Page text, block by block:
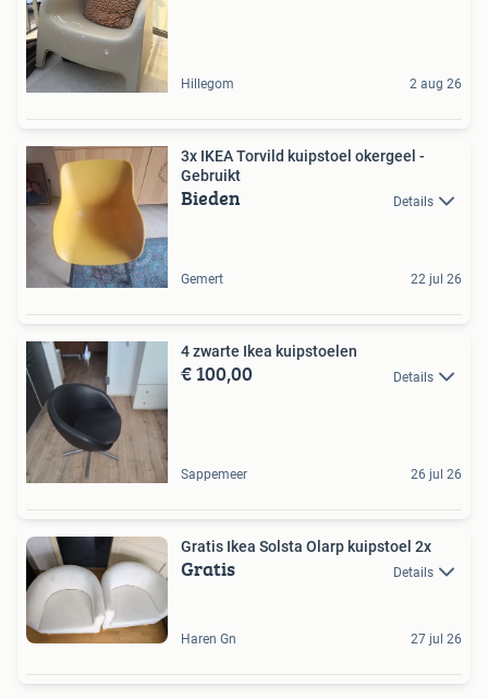
Hillegom 2 aug 26
3x IKEA Torvild kuipstoel okergeel -
Gebruikt
Bieden Details
Gemert 22 jul 26
4 zwarte Ikea kuipstoelen
€ 100,00 Details
Sappemeer 26 jul 26
Gratis Ikea Solsta Olarp kuipstoel 2x
Gratis Details
Haren Gn 27 jul 26